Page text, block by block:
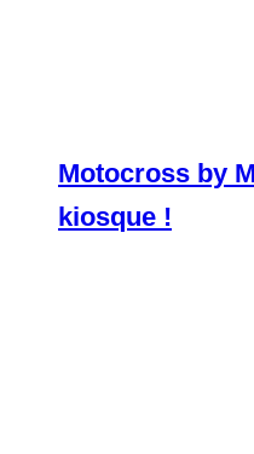
Motocross by
kiosque !